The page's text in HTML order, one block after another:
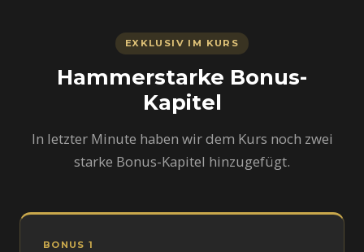
EXKLUSIV IM KURS
Hammerstarke Bonus-
Kapitel
In letzter Minute haben wir dem Kurs noch zwei
starke Bonus-Kapitel hinzugefügt.
BONUS 1